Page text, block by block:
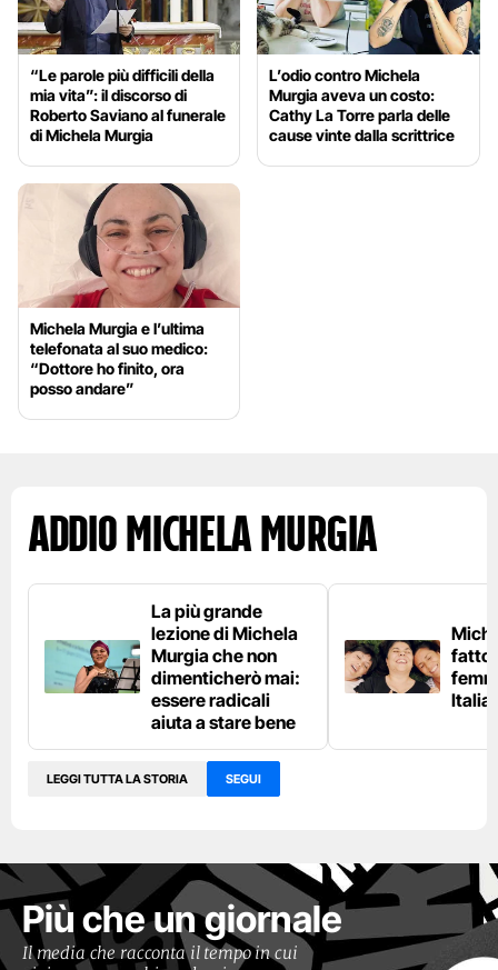
“Le parole più difficili della
mia vita”: il discorso di
Roberto Saviano al funerale
di Michela Murgia
L’odio contro Michela
Murgia aveva un costo:
Cathy La Torre parla delle
cause vinte dalla scrittrice
Michela Murgia e l’ultima
telefonata al suo medico:
“Dottore ho finito, ora
posso andare”
Addio Michela Murgia
La più grande
lezione di Michela
Murgia che non
dimenticherò mai:
essere radicali
aiuta a stare bene
fatto
Italia
LEGGI TUTTA LA STORIA SEGUI
Più che un giornale
Il media che racconta il tempo in cui